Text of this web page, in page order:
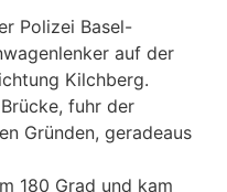
Polizei Basel-
auf der
Kilchberg.
fuhr der
Gründen, geradeaus
180 Grad und kam